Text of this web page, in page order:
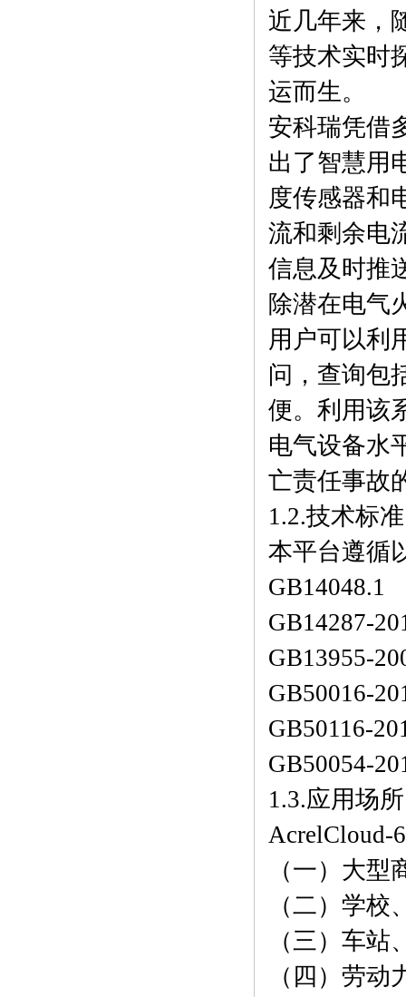
近几年来，
等技术实时
运而生。
安科瑞凭借
出了智慧用
度传感器和
流和剩余电
信息及时推
除潜在电气
用户可以利
问，查询包
便。利用该
电气设备水
亡责任事故
1.2.技术标准
本平台遵循
GB14048.1
GB14287-
GB13955-
GB50016-
GB50116-
GB50054-
1.3.应用场所
AcrelCloud-
（一）大型
（二）学
（三）车
（四）劳动